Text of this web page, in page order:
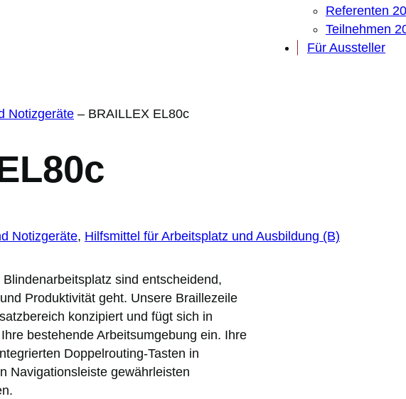
Referenten
Teilnehmen
Für Aussteller
Notizgeräte – BRAILLEX EL80c
Notizgeräte, Hilfsmittel für Arbeitsplatz und Ausbildung (B)
sind entscheidend,
Produktivität geht. Unsere Braillezeile
konzipiert und fügt sich in
bestehende Arbeitsumgebung ein. Ihre
Doppelrouting-Tasten in
Navigationsleiste gewährleisten